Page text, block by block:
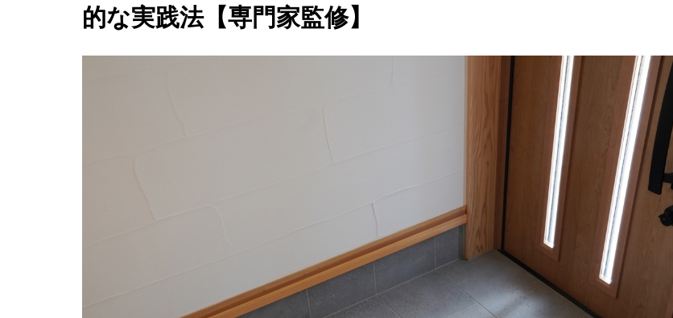
的な実践法【専門家監修】